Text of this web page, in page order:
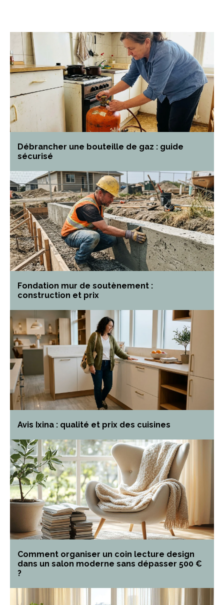
Débrancher une bouteille de gaz : guide
sécurisé
Fondation mur de soutènement :
construction et prix
Avis Ixina : qualité et prix des cuisines
Comment organiser un coin lecture design
dans un salon moderne sans dépasser 500 €
?